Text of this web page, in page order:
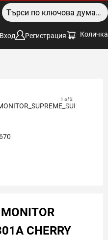
Вход Регистрация Количка
1 of 2
CHERRY